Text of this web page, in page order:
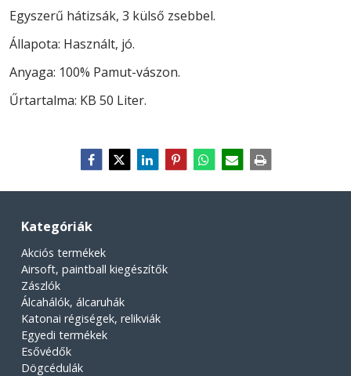
Egyszerű hátizsák, 3 külső zsebbel.
Állapota: Használt, jó.
Anyaga: 100% Pamut-vászon.
Űrtartalma: KB 50 Liter.
Kategóriák
Akciós termékek
Airsoft, paintball kiegészítők
Zászlók
Álcahálók, álcaruhák
Katonai régiségek, relikviák
Egyedi termékek
Esővédők
Dögcédulák